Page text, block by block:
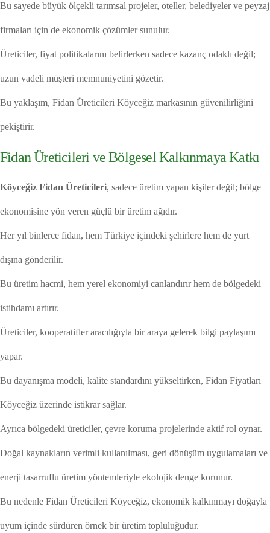
Bu sayede büyük ölçekli tarımsal projeler, oteller, belediyeler ve peyzaj
firmaları için de ekonomik çözümler sunulur.
Üreticiler, fiyat politikalarını belirlerken sadece kazanç odaklı değil;
uzun vadeli müşteri memnuniyetini gözetir.
Bu yaklaşım, Fidan Üreticileri Köyceğiz markasının güvenilirliğini
pekiştirir.
Fidan Üreticileri ve Bölgesel Kalkınmaya Katkı
Köyceğiz Fidan Üreticileri, sadece üretim yapan kişiler değil; bölge
ekonomisine yön veren güçlü bir üretim ağıdır.
Her yıl binlerce fidan, hem Türkiye içindeki şehirlere hem de yurt
dışına gönderilir.
Bu üretim hacmi, hem yerel ekonomiyi canlandırır hem de bölgedeki
istihdamı artırır.
Üreticiler, kooperatifler aracılığıyla bir araya gelerek bilgi paylaşımı
yapar.
Bu dayanışma modeli, kalite standardını yükseltirken, Fidan Fiyatları
Köyceğiz üzerinde istikrar sağlar.
Ayrıca bölgedeki üreticiler, çevre koruma projelerinde aktif rol oynar.
Doğal kaynakların verimli kullanılması, geri dönüşüm uygulamaları ve
enerji tasarruflu üretim yöntemleriyle ekolojik denge korunur.
Bu nedenle Fidan Üreticileri Köyceğiz, ekonomik kalkınmayı doğayla
uyum içinde sürdüren örnek bir üretim topluluğudur.